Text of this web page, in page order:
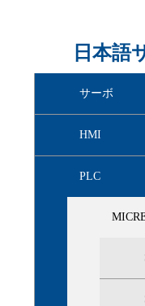
日本語
サーボ
HMI
PLC